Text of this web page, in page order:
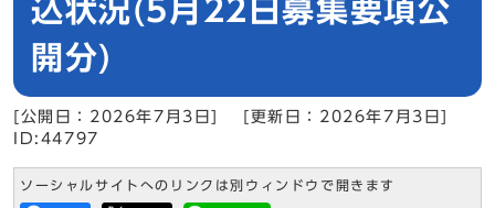
込状況(5月22日募集要項公
開分)
[公開日：2026年7月3日]
[更新日：2026年7月3日]
ID:44797
ソーシャルサイトへのリンクは別ウィンドウで開きます